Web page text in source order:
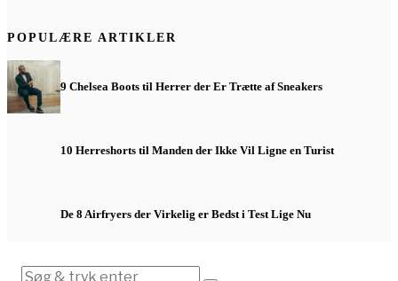
POPULÆRE ARTIKLER
9 Chelsea Boots til Herrer der Er Trætte af Sneakers
10 Herreshorts til Manden der Ikke Vil Ligne en Turist
De 8 Airfryers der Virkelig er Bedst i Test Lige Nu